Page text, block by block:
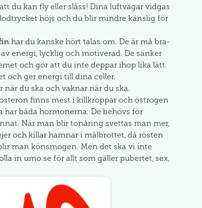
du kan fly eller slåss! Dina luftvägar vidgas
höjs och du blir mindre känslig för
har du kanske hört talas om. De är må bra-
energi, lycklig och motiverad. De sänker
och gör att du inte deppar ihop lika lätt.
och ger energi till dina celler.
när du ska och vaknar när du ska.
finns mest i killkroppar och östrogen
båda hormonerna. De behövs för
När man blir tonåring svettas man mer,
och killar hamnar i målbrottet, då rösten
man könsmogen. Men det ska vi inte
in umo.se för allt som gäller pubertet, sex,